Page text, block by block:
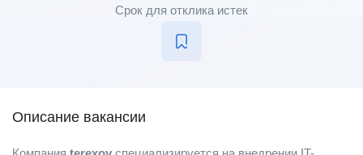
Срок для отклика истек
Описание вакансии